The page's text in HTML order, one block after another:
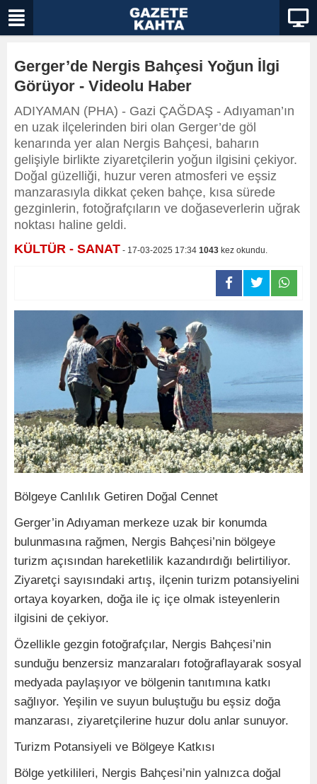
Gerger’de Nergis Bahçesi Yoğun İlgi
Görüyor - Videolu Haber
ADIYAMAN (PHA) - Gazi ÇAĞDAŞ - Adıyaman’ın
en uzak ilçelerinden biri olan Gerger’de göl
kenarında yer alan Nergis Bahçesi, baharın
gelişiyle birlikte ziyaretçilerin yoğun ilgisini çekiyor.
Doğal güzelliği, huzur veren atmosferi ve eşsiz
manzarasıyla dikkat çeken bahçe, kısa sürede
gezginlerin, fotoğrafçıların ve doğaseverlerin uğrak
noktası haline geldi.
KÜLTÜR - SANAT - 17-03-2025 17:34 1043 kez okundu.
Bölgeye Canlılık Getiren Doğal Cennet
Gerger’in Adıyaman merkeze uzak bir konumda
bulunmasına rağmen, Nergis Bahçesi’nin bölgeye
turizm açısından hareketlilik kazandırdığı belirtiliyor.
Ziyaretçi sayısındaki artış, ilçenin turizm potansiyelini
ortaya koyarken, doğa ile iç içe olmak isteyenlerin
ilgisini de çekiyor.
Özellikle gezgin fotoğrafçılar, Nergis Bahçesi’nin
sunduğu benzersiz manzaraları fotoğraflayarak sosyal
medyada paylaşıyor ve bölgenin tanıtımına katkı
sağlıyor. Yeşilin ve suyun buluştuğu bu eşsiz doğa
manzarası, ziyaretçilerine huzur dolu anlar sunuyor.
Turizm Potansiyeli ve Bölgeye Katkısı
Bölge yetkilileri, Nergis Bahçesi’nin yalnızca doğal